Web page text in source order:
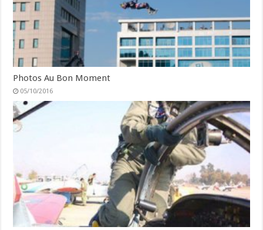
Photos Au Bon Moment
05/10/2016